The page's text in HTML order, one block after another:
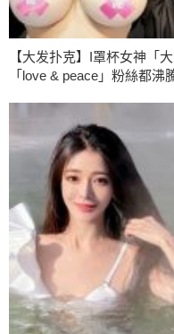
【大发扑克】I罩杯女神「
「love & peace」粉絲都沸